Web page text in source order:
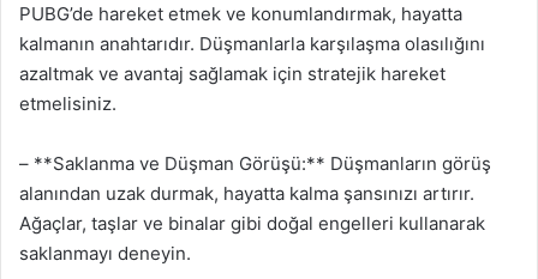
PUBG’de hareket etmek ve konumlandırmak, hayatta
kalmanın anahtarıdır. Düşmanlarla karşılaşma olasılığını
azaltmak ve avantaj sağlamak için stratejik hareket
etmelisiniz.
– **Saklanma ve Düşman Görüşü:** Düşmanların görüş
alanından uzak durmak, hayatta kalma şansınızı artırır.
Ağaçlar, taşlar ve binalar gibi doğal engelleri kullanarak
saklanmayı deneyin.